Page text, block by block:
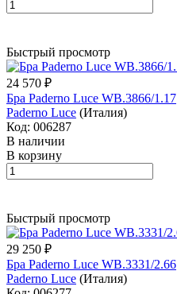
Быстрый просмотр
24 570 ₽
Бра Paderno Luce WB.3866/1.17
Paderno Luce (Италия)
Код: 006287
В наличии
В корзину
Быстрый просмотр
29 250 ₽
Бра Paderno Luce WB.3331/2.66
Paderno Luce (Италия)